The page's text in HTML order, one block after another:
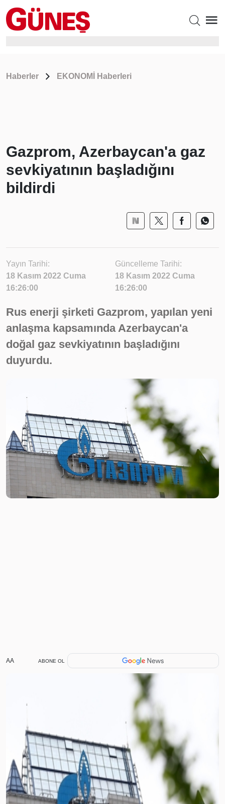
Haberler EKONOMİ Haberleri
Gazprom, Azerbaycan'a gaz
sevkiyatının başladığını
bildirdi
Yayın Tarihi:
18 Kasım 2022 Cuma
16:26:00
Güncelleme Tarihi:
18 Kasım 2022 Cuma
16:26:00
Rus enerji şirketi Gazprom, yapılan yeni
anlaşma kapsamında Azerbaycan'a
doğal gaz sevkiyatının başladığını
duyurdu.
AA ABONE OL